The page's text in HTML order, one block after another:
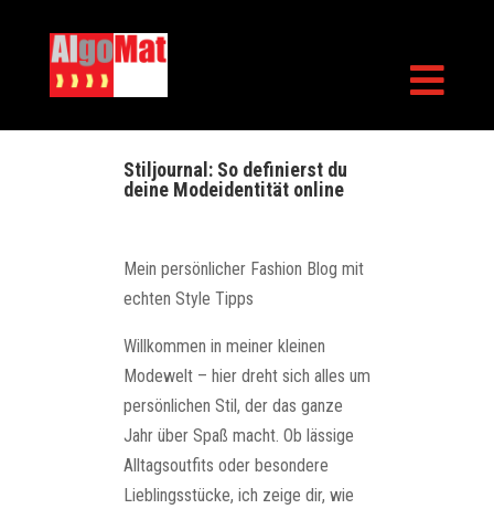

Stiljournal: So definierst du
deine Modeidentität online
Mein persönlicher Fashion Blog mit
echten Style Tipps
Willkommen in meiner kleinen
Modewelt – hier dreht sich alles um
persönlichen Stil, der das ganze
Jahr über Spaß macht. Ob lässige
Alltagsoutfits oder besondere
Lieblingsstücke, ich zeige dir, wie